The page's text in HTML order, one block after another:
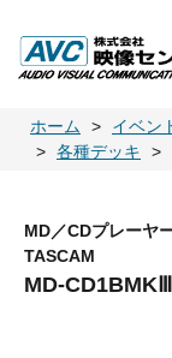
ホーム イベン
各種デッキ
MD／CDプレーヤ
TASCAM
MD-CD1BMKⅢ